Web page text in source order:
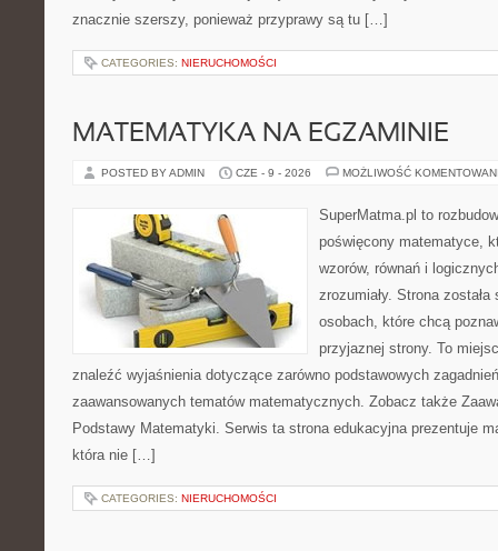
znacznie szerszy, ponieważ przyprawy są tu […]
CATEGORIES: NIERUCHOMOŚCI
MATEMATYKA NA EGZAMINIE
POSTED BY ADMIN CZE - 9 - 2026 MOŻLIWOŚĆ
SuperMatma.pl to
poświęcony matematyce,
wzorów, równań i
zrozumiały. Strona
osobach, które chcą
przyjaznej strony. To
znaleźć wyjaśnienia dotyczące zarówno podstawowych
zaawansowanych tematów matematycznych. Zobacz także
Podstawy Matematyki. Serwis ta strona edukacyjna prezentuje
która nie […]
CATEGORIES: NIERUCHOMOŚCI